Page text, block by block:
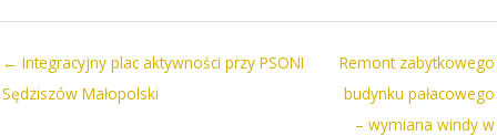
← Integracyjny plac aktywności przy PSONI
Sędziszów Małopolski
Remont zabytkowego
budynku pałacowego
– wymiana windy w